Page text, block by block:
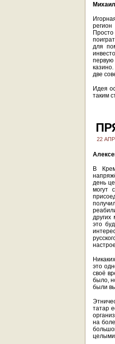
для
первую
две
Идея
таким
22
В
день
могут
других
это
это
своё
было,
были
татар
на
целыми